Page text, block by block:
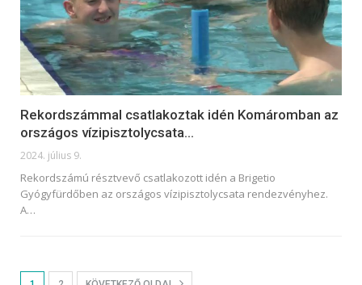
Rekordszámmal csatlakoztak idén Komáromban az
országos vízipisztolycsata…
2024. július 9.
Rekordszámú résztvevő csatlakozott idén a Brigetio
Gyógyfürdőben az országos vízipisztolycsata rendezvényhez.
A…